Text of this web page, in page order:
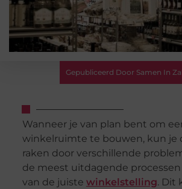
Gepubliceerd Door Samen In
Wanneer je van plan bent om
winkelruimte te bouwen, kun je
raken door verschillende
de meest uitdagende
van de juiste winkelstelling. Dit